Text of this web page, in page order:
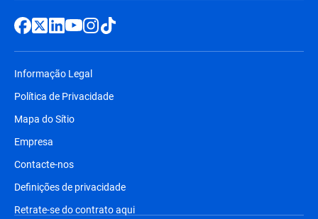
Informação Legal
Política de Privacidade
Mapa do Sítio
Empresa
Contacte-nos
Definições de privacidade
Retrate-se do contrato aqui